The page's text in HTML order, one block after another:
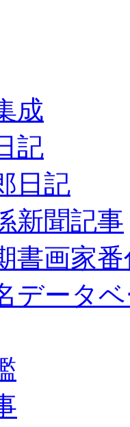
成
記
日記
新聞記事
書画家
データ